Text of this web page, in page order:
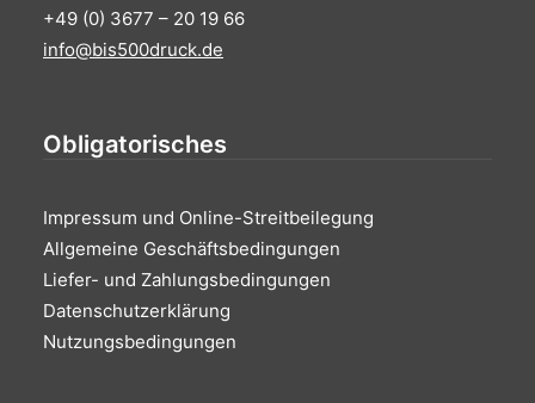
+49 (0) 3677 – 20 19 66
info@bis500druck.de
Obligatorisches
Impressum und Online-Streitbeilegung
Allgemeine Geschäftsbedingungen
Liefer- und Zahlungsbedingungen
Datenschutzerklärung
Nutzungsbedingungen